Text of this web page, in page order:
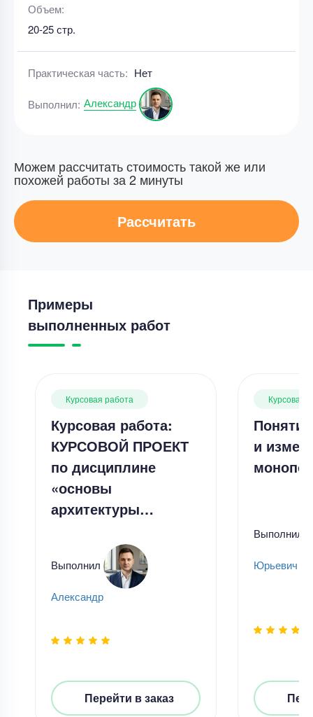
Объем:
20-25 стр.
Практическая часть: Нет
Выполнил: Александр
Можем рассчитать стоимость такой же или
похожей работы за 2 минуты
Рассчитать
Примеры
выполненных работ
Курсовая работа
Курсовая работа:
КУРСОВОЙ ПРОЕКТ
по дисциплине
«основы
архитектуры…
Выполнил
Александр
Перейти в заказ
Курсовая
и
Выполнил
Юрьевич